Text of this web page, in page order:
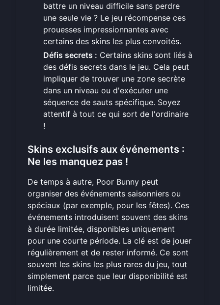
battre un niveau difficile sans perdre
une seule vie ? Le jeu récompense ces
prouesses impressionnantes avec
certains des skins les plus convoités.
Défis secrets : Certains skins sont liés à
des défis secrets dans le jeu. Cela peut
impliquer de trouver une zone secrète
dans un niveau ou d'exécuter une
séquence de sauts spécifique. Soyez
attentif à tout ce qui sort de l'ordinaire
!
Skins exclusifs aux événements :
Ne les manquez pas !
De temps à autre, Poor Bunny peut
organiser des événements saisonniers ou
spéciaux (par exemple, pour les fêtes). Ces
événements introduisent souvent des skins
à durée limitée, disponibles uniquement
pour une courte période. La clé est de jouer
régulièrement et de rester informé. Ce sont
souvent les skins les plus rares du jeu, tout
simplement parce que leur disponibilité est
limitée.